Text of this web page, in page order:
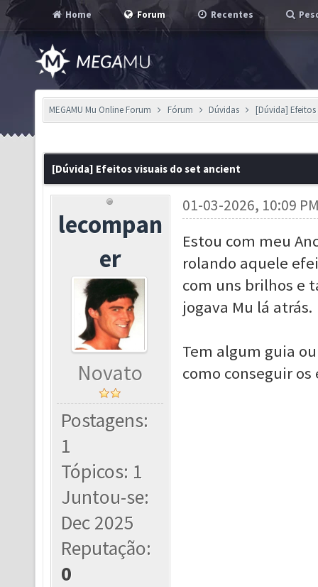
Home Forum Recentes
MEGAMU Mu Online Forum Fórum Dúvidas [Dúvida]
[Dúvida] Efeitos visuais do set ancient
lecompan
er
Novato
Postagens:
1
Tópicos: 1
Juntou-se:
Dec 2025
Reputação:
0
01-03-2026, 10:09
Estou com meu
rolando aquele
com uns brilhos e
jogava Mu lá atrás.
Tem algum guia
como conseguir os